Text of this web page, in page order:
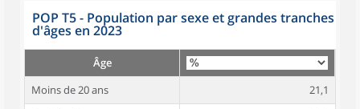
POP T5 - Population par sexe et grandes tranches
d'âges en 2023
Âge
Moins de 20 ans
21,1